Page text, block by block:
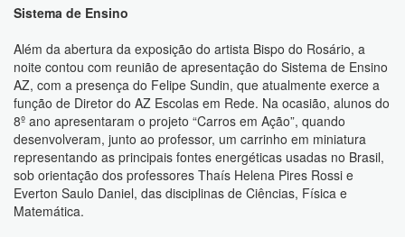
Sistema de Ensino
Além da abertura da exposição do artista Bispo do Rosário, a
noite contou com reunião de apresentação do Sistema de Ensino
AZ, com a presença do Felipe Sundin, que atualmente exerce a
função de Diretor do AZ Escolas em Rede. Na ocasião, alunos do
8º ano apresentaram o projeto “Carros em Ação”, quando
desenvolveram, junto ao professor, um carrinho em miniatura
representando as principais fontes energéticas usadas no Brasil,
sob orientação dos professores Thaís Helena Pires Rossi e
Everton Saulo Daniel, das disciplinas de Ciências, Física e
Matemática.